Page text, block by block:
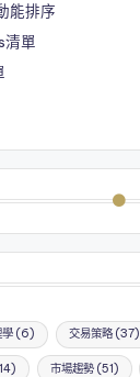
能排序
清單
學(6) 交易策略(37)
市場趨勢(51)